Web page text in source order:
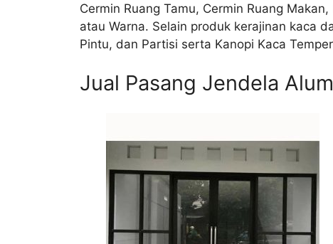
Cermin Ruang Tamu, Cermin Ruang
atau Warna. Selain produk kerajinan kaca
Pintu, dan Partisi serta Kanopi Kaca
Jual Pasang Jendela